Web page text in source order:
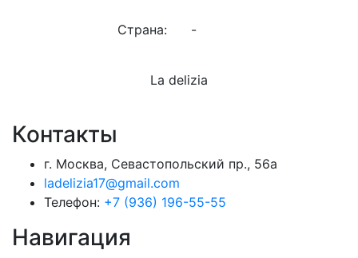
Страна: -
La delizia
Контакты
г. Москва, Севастопольский пр., 56а
ladelizia17@gmail.com
Телефон: +7 (936) 196-55-55
Навигация